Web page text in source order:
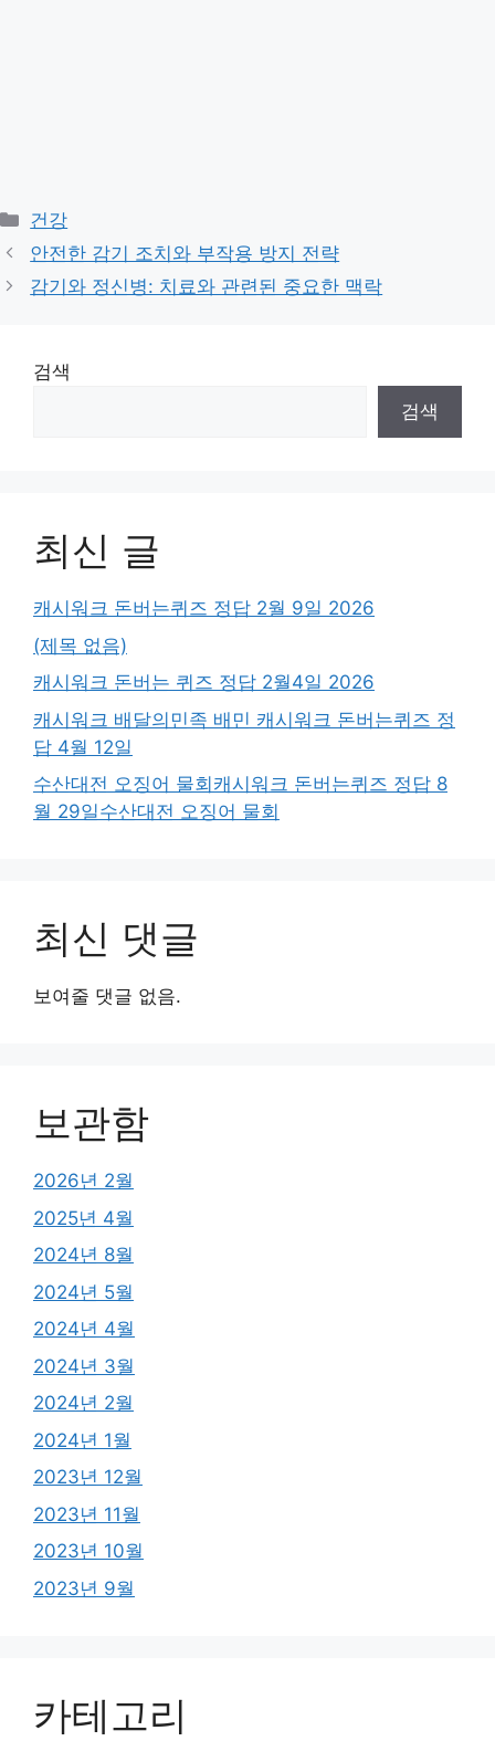
Categories
건강
안전한 감기 조치와 부작용 방지 전략
감기와 정신병: 치료와 관련된 중요한 맥락
검색
검색
최신 글
캐시워크 돈버는퀴즈 정답 2월 9일 2026
(제목 없음)
캐시워크 돈버는 퀴즈 정답 2월4일 2026
캐시워크 배달의민족 배민 캐시워크 돈버는퀴즈 정
답 4월 12일
수산대전 오징어 물회캐시워크 돈버는퀴즈 정답 8
월 29일수산대전 오징어 물회
최신 댓글
보여줄 댓글 없음.
보관함
2026년 2월
2025년 4월
2024년 8월
2024년 5월
2024년 4월
2024년 3월
2024년 2월
2024년 1월
2023년 12월
2023년 11월
2023년 10월
2023년 9월
카테고리